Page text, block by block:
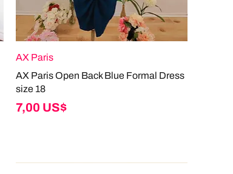
AX Paris
AX Paris Open Back Blue Formal Dress
size 18
Giá
7,00 US$